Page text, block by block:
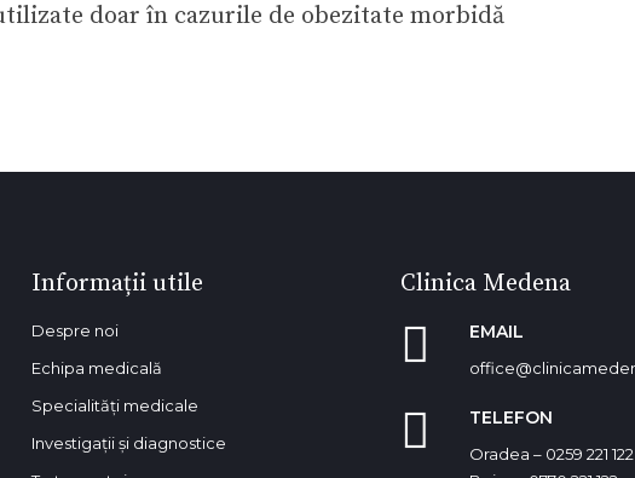
doar în cazurile de obezitate morbidă
Informații utile
Despre noi
Echipa medicală
Specialități medicale
Investigații și diagnostice
Clinica Medena
EMAIL
TELEFON
Oradea – 0259 221 122